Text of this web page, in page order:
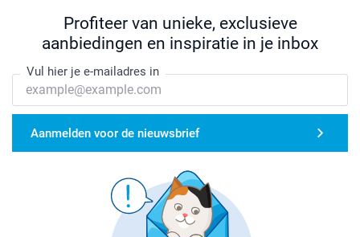
stoom
Plaats het label met de tekst naar boven
Leg het transferpapier (inbegrepen) hier bovenop
Druk het ijzer stevig voor 5-10 seconden tegen het
label, hef vervolgens het strijkijzer voorzichtig
omhoog. Herhaal dit 3 keer.
Profiteer van unieke, exclusieve
aanbiedingen en inspiratie in je inbox
Vul hier je e-mailadres in
Aanmelden voor de nieuwsbrief